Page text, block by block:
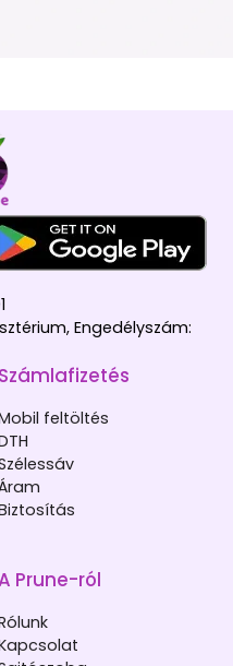
Engedélyszám:
Számlafizetés
feltöltés
Prune-ról